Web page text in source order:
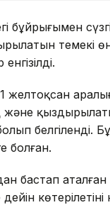
темекі
белгіленді.
болған.
бастап аталған
көтерілетіні